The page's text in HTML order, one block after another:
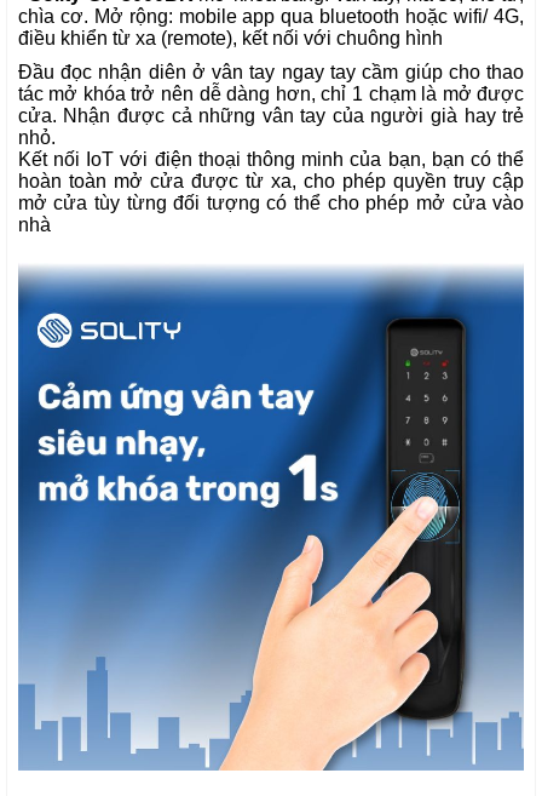
chìa cơ. Mở rộng: mobile app qua bluetooth hoặc wifi/ 4G,
điều khiển từ xa (remote), kết nối với chuông hình
Đầu đọc nhận diên ở vân tay ngay tay cầm giúp cho thao
tác mở khóa trở nên dễ dàng hơn, chỉ 1 chạm là mở được
cửa. Nhận được cả những vân tay của người già hay trẻ
nhỏ.
Kết nối IoT với điện thoại thông minh của bạn, bạn có thể
hoàn toàn mở cửa được từ xa, cho phép quyền truy cập
mở cửa tùy từng đối tượng có thể cho phép mở cửa vào
nhà